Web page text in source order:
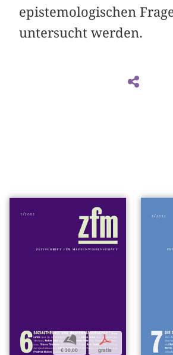
epistemologischen
untersucht werden.
b
€ 30,00
p
gratis